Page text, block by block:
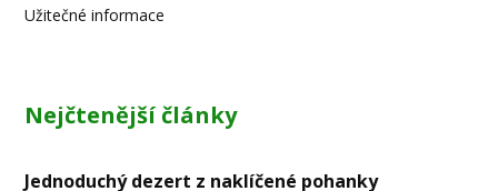
Užitečné informace
Nejčtenější články
Jednoduchý dezert z naklíčené pohanky